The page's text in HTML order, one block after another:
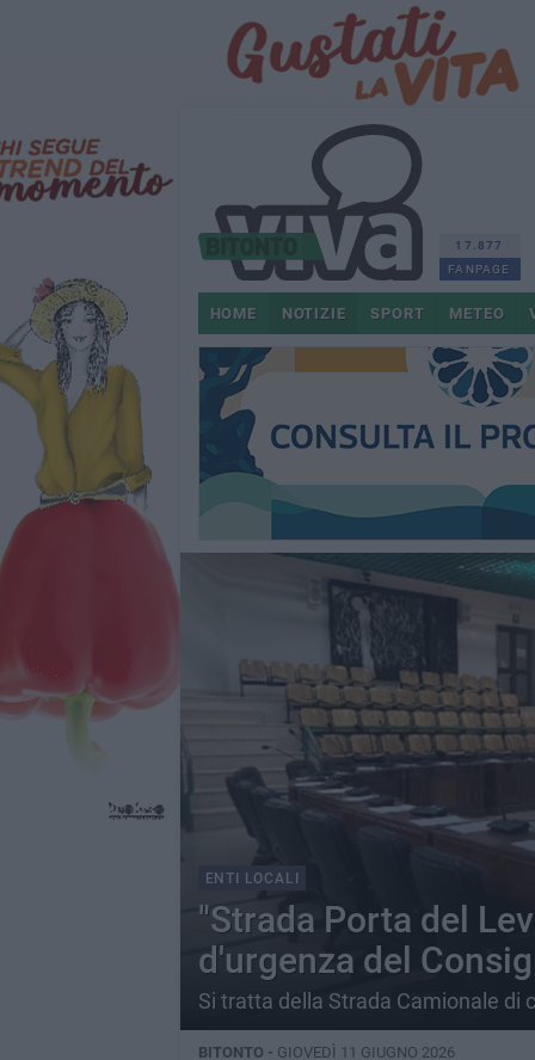
17.877
FANPAGE
HOME NOTIZIE SPORT METEO
ENTI LOCALI
"Strada Porta del
d'urgenza del
Si tratta della Strada Camionale di
BITONTO - GIOVEDÌ 11 GIUGNO 2026